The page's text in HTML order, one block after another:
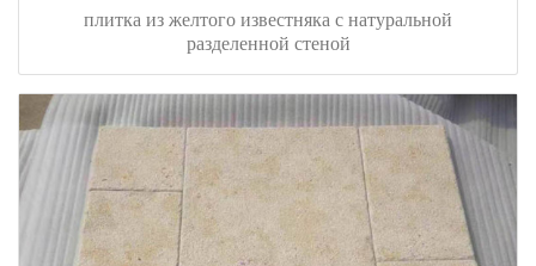
плитка из желтого известняка с натуральной
разделенной стеной